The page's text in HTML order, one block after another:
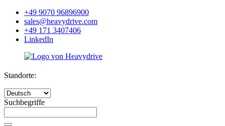
+49 9070 96896900
sales@heavydrive.com
+49 171 3407406
LinkedIn
Standorte:
Suchbegriffe